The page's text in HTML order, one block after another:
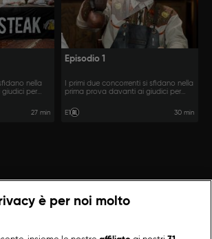
nella
per
27 min
Episodio 1
I primi due concorrenti si sfidano nella
prima prova davanti ai giudici per
grande griglia della finale.
E1 30 min
è per noi molto